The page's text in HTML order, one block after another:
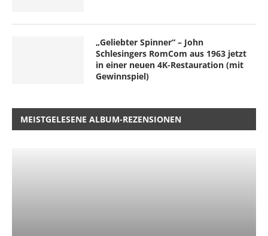
„Geliebter Spinner“ – John
Schlesingers RomCom aus 1963 jetzt
in einer neuen 4K-Restauration (mit
Gewinnspiel)
MEISTGELESENE ALBUM-REZENSIONEN